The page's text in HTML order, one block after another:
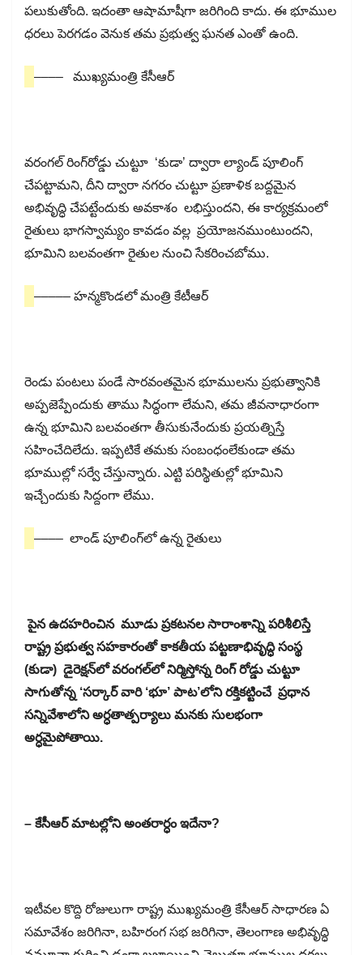
పలుకుతోంది. ఇదంతా ఆషామాషీగా జరిగింది కాదు. ఈ భూముల
ధరలు పెరగడం వెనుక తమ ప్రభుత్వ ఘనత ఎంతో ఉంది.
–––– ముఖ్యమంత్రి కేసీఆర్​
వరంగల్​ రింగ్​రోడ్డు చుట్టూ ‘కుడా’ ద్వారా ల్యాండ్​ పూలింగ్​
చేపట్టామని, దీని ద్వారా నగరం చుట్టూ ప్రణాళిక బద్దమైన
అభివృద్ధి చేపట్టేందుకు అవకాశం లభిస్తుందని, ఈ కార్యక్రమంలో
రైతులు భాగస్వామ్యం కావడం వల్ల ప్రయోజనముంటుందని,
భూమిని బలవంతగా రైతుల నుంచి సేకరించబోము.
––––– హన్మకొండలో మంత్రి కేటీఆర్​
రెండు పంటలు పండే సారవంతమైన భూములను ప్రభుత్వానికి
అప్పజెప్పేందుకు తాము సిద్ధంగా లేమని, తమ జీవనాధారంగా
ఉన్న భూమిని బలవంతగా తీసుకునేందుకు ప్రయత్నిస్తే
సహించేదిలేదు. ఇప్పటికే తమకు సంబంధంలేకుండా తమ
భూముల్లో సర్వే చేస్తున్నారు. ఎట్టి పరిస్థితుల్లో భూమిని
ఇచ్చేందుకు సిద్దంగా లేము.
–––– లాండ్​ పూలింగ్​లో ఉన్న రైతులు
పైన ఉదహరించిన మూడు ప్రకటనల సారాంశాన్ని పరిశీలిస్తే
రాష్ట్ర ప్రభుత్వ సహకారంతో కాకతీయ పట్టణాభివృద్ధి సంస్థ
(కుడా) డైరెక్షన్​లో వరంగల్​లో నిర్మిస్తోన్న రింగ్​ రోడ్డు చుట్టూ
సాగుతోన్న ‘సర్కార్​ వారి ‘భూ’ పాట’లోని రక్తికట్టించే ప్రధాన
సన్నివేశాలోని అర్ధతాత్పర్యాలు మనకు సులభంగా
అర్ధమైపోతాయి.
– కేసీఆర్​ మాటల్లోని అంతరార్ధం ఇదేనా?
ఇటీవల కొద్ది రోజులుగా రాష్ట్ర ముఖ్యమంత్రి కేసీఆర్​ సాధారణ ఏ
సమావేశం జరిగినా, బహిరంగ సభ జరిగినా, తెలంగాణ అభివృద్ధి